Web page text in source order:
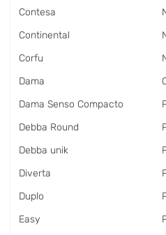
Contesa
Continental
Corfu
Dama
Dama Senso Compacto
Debba Round
Debba unik
Diverta
Duplo
Easy